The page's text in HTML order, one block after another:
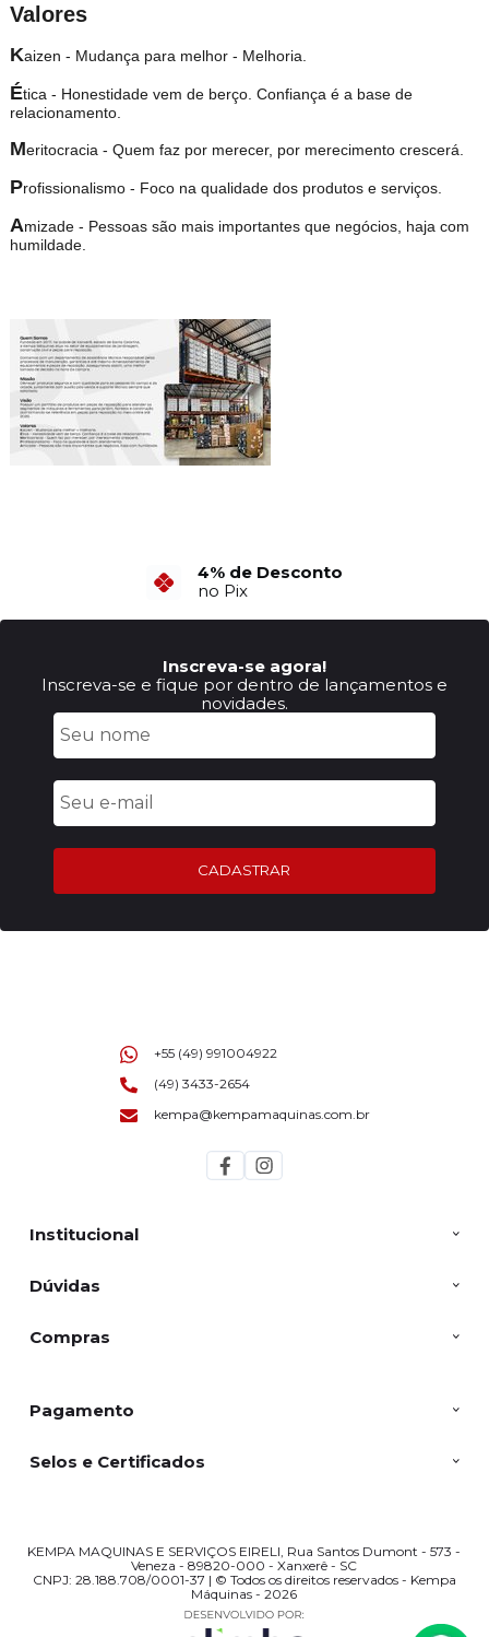
Valores
Kaizen - Mudança para melhor - Melhoria.
Ética - Honestidade vem de berço. Confiança é a base de
relacionamento.
Meritocracia - Quem faz por merecer, por merecimento crescerá.
Profissionalismo - Foco na qualidade dos produtos e serviços.
Amizade - Pessoas são mais importantes que negócios, haja com
humildade.
4% de Desconto
no Pix
Inscreva-se agora!
Inscreva-se e fique por dentro de lançamentos e
novidades.
CADASTRAR
Institucional
Dúvidas
Compras
+55 (49) 991004922
(49) 3433-2654
kempa@kempamaquinas.com.br
Pagamento
Selos e Certificados
KEMPA MAQUINAS E SERVIÇOS EIRELI, Rua Santos Dumont - 573 -
Veneza - 89820-000 - Xanxerê - SC
CNPJ: 28.188.708/0001-37 | © Todos os direitos reservados - Kempa
Máquinas - 2026